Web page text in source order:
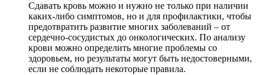
Сдавать кровь можно и нужно не только при наличии
каких-либо симптомов, но и для профилактики, чтобы
предотвратить развитие многих заболеваний – от
сердечно-сосудистых до онкологических. По анализу
крови можно определить многие проблемы со
здоровьем, но результаты могут быть недостоверными,
если не соблюдать некоторые правила.